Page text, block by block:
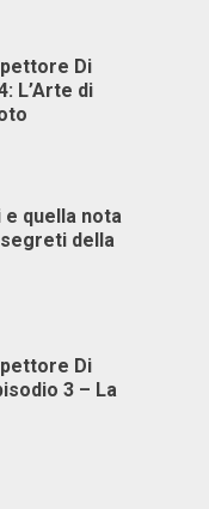
Di
L’Arte di
quella nota
della
Di
3 – La